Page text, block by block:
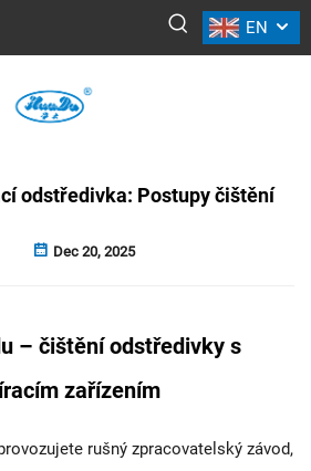
EN
NOVINKY
odstředivka: Postupy čištění
Dec 20, 2025
– čištění odstředivky s
zařízením
rušný zpracovatelský závod,